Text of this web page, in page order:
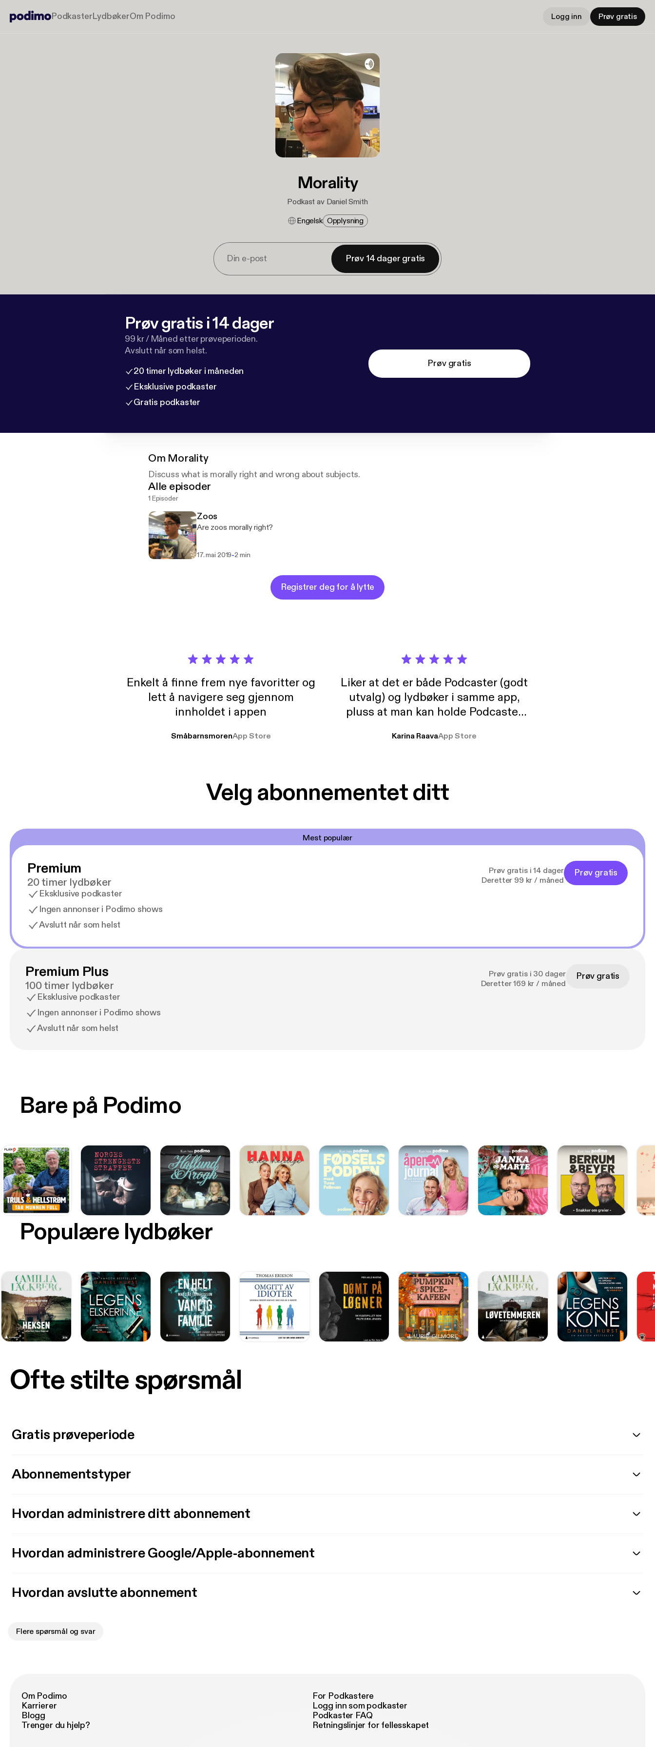
PodkasterLydbøkerOm Podimo Logg inn Prøv gratis
Morality
Podkast av Daniel Smith
Engelsk Opplysning
Prøv 14 dager gratis
Prøv gratis i 14 dager
99 kr / Måned etter prøveperioden.
Avslutt når som helst.
20 timer lydbøker i måneden
Eksklusive podkaster
Gratis podkaster
Prøv gratis
Om Morality
Discuss what is morally right and wrong about subjects.
Alle episoder
1 Episoder
Zoos
Are zoos morally right?
17. mai 2019-2 min
Registrer deg for å lytte
Enkelt å finne frem nye favoritter og
lett å navigere seg gjennom
innholdet i appen
SmåbarnsmorenApp Store
Liker at det er både Podcaster (godt
utvalg) og lydbøker i samme app,
pluss at man kan holde Podcaster
Karina RaavaApp Store
Velg abonnementet ditt
Mest populær
Premium
20 timer lydbøker
Eksklusive podkaster
Ingen annonser i Podimo shows
Avslutt når som helst
Prøv gratis i 14 dager
Deretter 99 kr / måned
Prøv gratis
Premium Plus
100 timer lydbøker
Eksklusive podkaster
Ingen annonser i Podimo shows
Avslutt når som helst
Prøv gratis i 30 dager
Deretter 169 kr / måned
Prøv gratis
Bare på Podimo
Populære lydbøker
Ofte stilte spørsmål
Gratis prøveperiode
Abonnementstyper
Hvordan administrere ditt abonnement
Hvordan administrere Google/Apple-abonnement
Hvordan avslutte abonnement
Flere spørsmål og svar
Om Podimo
Karrierer
Blogg
Trenger du hjelp?
For Podkastere
Logg inn som podkaster
Podkaster FAQ
Retningslinjer for fellesskapet